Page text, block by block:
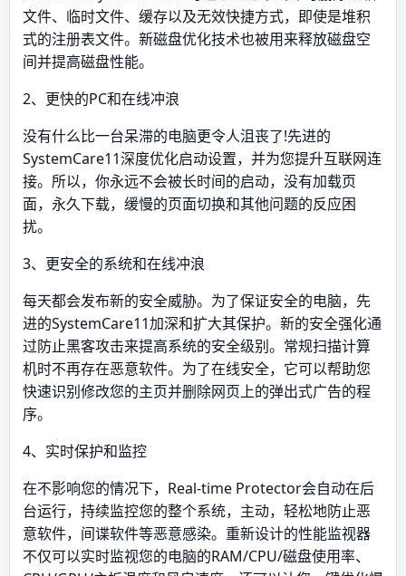
文件、临时文件、缓存以及无效快捷方式，即使是堆积
式的注册表文件。新磁盘优化技术也被用来释放磁盘空
间并提高磁盘性能。
2、更快的PC和在线冲浪
没有什么比一台呆滞的电脑更令人沮丧了!先进的
SystemCare11深度优化启动设置，并为您提升互联网连
接。所以，你永远不会被长时间的启动，没有加载页
面，永久下载，缓慢的页面切换和其他问题的反应困
扰。
3、更安全的系统和在线冲浪
每天都会发布新的安全威胁。为了保证安全的电脑，先
进的SystemCare11加深和扩大其保护。新的安全强化通
过防止黑客攻击来提高系统的安全级别。常规扫描计算
机时不再存在恶意软件。为了在线安全，它可以帮助您
快速识别修改您的主页并删除网页上的弹出式广告的程
序。
4、实时保护和监控
在不影响您的情况下，Real-time Protector会自动在后
台运行，持续监控您的整个系统，主动，轻松地防止恶
意软件，间谍软件等恶意感染。重新设计的性能监视器
不仅可以实时监视您的电脑的RAM/CPU/磁盘使用率、